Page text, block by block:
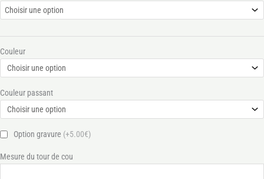
Couleur
Couleur passant
Option gravure (+5.00€)
Mesure du tour de cou